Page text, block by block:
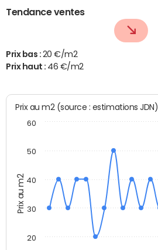
Tendance ventes
Prix bas : 20 €/m2
Prix haut : 46 €/m2
Prix au m2
Prix au m2 (source : estimations JDN)
20
30
40
50
60